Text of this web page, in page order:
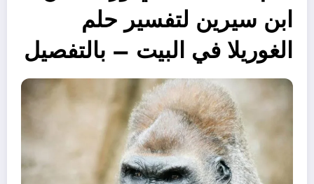
ابن سيرين لتفسير حلم
الغوريلا في البيت – بالتفصيل